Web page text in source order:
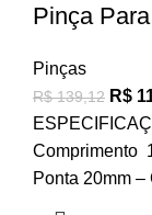
Pinça
Pinças
R$139,12 R$
Comprimento
Ponta 20mm